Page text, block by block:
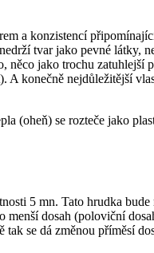
a konzistencí
tvar jako pevné
něco jako trochu
konečně nejdůležitější
(oheň) se rozteče jako
5 mn. Tato hrudka
menší dosah (poloviční
se dá změnou příměsí